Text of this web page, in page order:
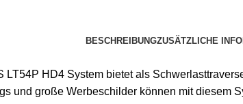
BESCHREIBUNGZUSÄTZLICHE
LT54P HD4 System bietet als
und große Werbeschilder können mit diesem